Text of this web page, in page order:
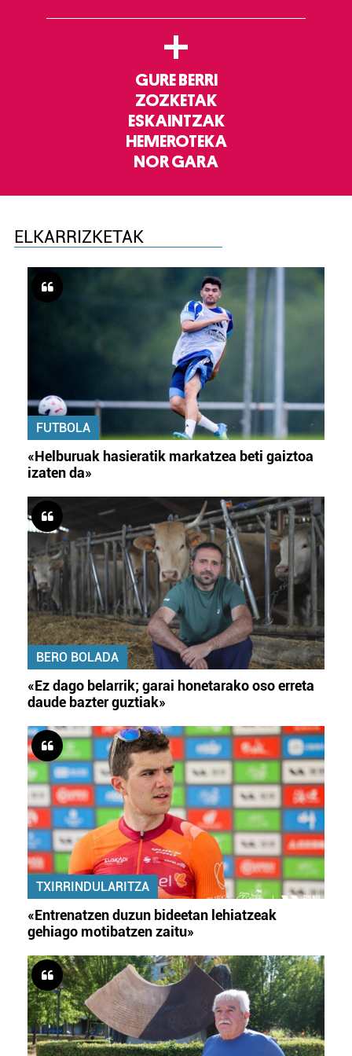
+
GURE BERRI
ZOZKETAK
ESKAINTZAK
HEMEROTEKA
NOR GARA
ELKARRIZKETAK
FUTBOLA
«Helburuak hasieratik markatzea beti gaiztoa
izaten da»
BERO BOLADA
«Ez dago belarrik; garai honetarako oso erreta
daude bazter guztiak»
TXIRRINDULARITZA
«Entrenatzen duzun bideetan lehiatzeak
gehiago motibatzen zaitu»